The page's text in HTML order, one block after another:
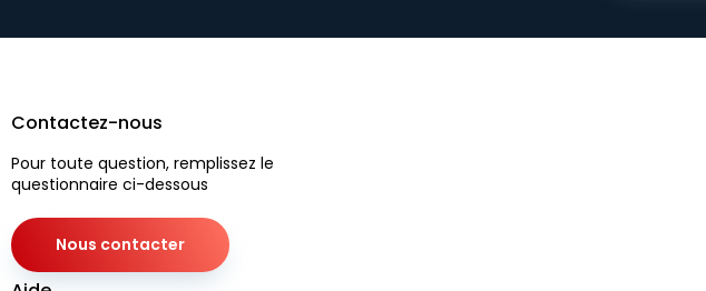
Contactez-nous
Pour toute question, remplissez le
questionnaire ci-dessous
Nous contacter